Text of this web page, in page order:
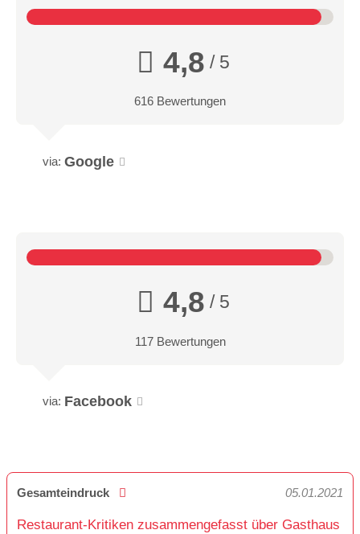
4,8 / 5
616 Bewertungen
via: Google
4,8 / 5
117 Bewertungen
via: Facebook
Gesamteindruck 05.01.2021
Restaurant-Kritiken zusammengefasst über Gasthaus